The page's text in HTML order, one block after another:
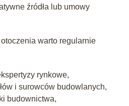
źródła lub umowy
warto regularnie
rynkowe,
i surowców budowlanych,
budownictwa,